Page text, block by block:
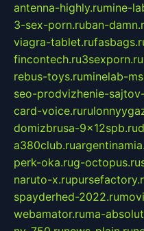
antenna-highly.rumine-
3-sex-porn.ruban-
viagra-tablet.ru
fincontech.ru3sexporn.ru
rebus-toys.ruminelab-
seo-prodvizhenie-
card-voice.ru
domizbrusa-9x12spb.ru
a380club.ru
perk-oka.rug-octopus.ru
naruto-x.ru
spayderhed-2022.ru
webamator.ruma-